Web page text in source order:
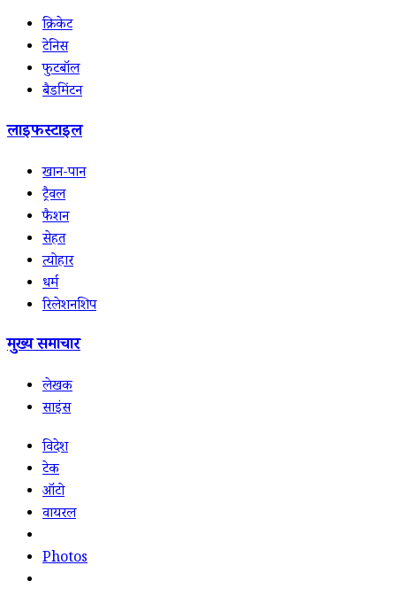
क्रिकेट
टेनिस
फुटबॉल
बैडमिंटन
लाइफस्टाइल
खान-पान
ट्रैवल
फैशन
सेहत
त्योहार
धर्म
रिलेशनशिप
मुख्य समाचार
लेखक
साइंस
विदेश
टेक
ऑटो
वायरल
Photos